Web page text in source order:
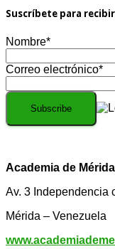
Suscríbete para
Nombre*
Correo electrónico*
Academia de Mérida
Av. 3 Independencia
Mérida – Venezuela